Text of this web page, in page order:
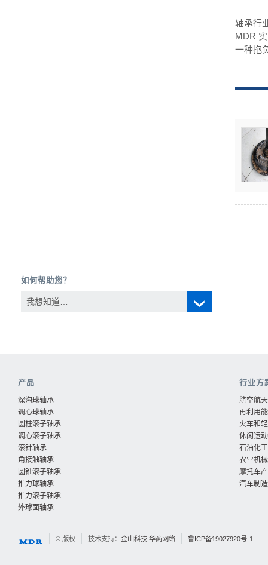
轴承行
MDR
一种抱
如何帮助您？
我想知道…
产品
深沟球轴承
调心球轴承
圆柱滚子轴承
调心滚子轴承
滚针轴承
角接触轴承
圆锥滚子轴承
推力球轴承
推力滚子轴承
外球面轴承
行业方
航空航
再利用
火车和
休闲运
石油化工
农业机
摩托车
汽车制
© 版权 技术支持： 金山科技 华商网络 鲁ICP备19027920号-1